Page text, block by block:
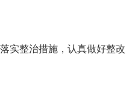
实整治措施，认真做好整改